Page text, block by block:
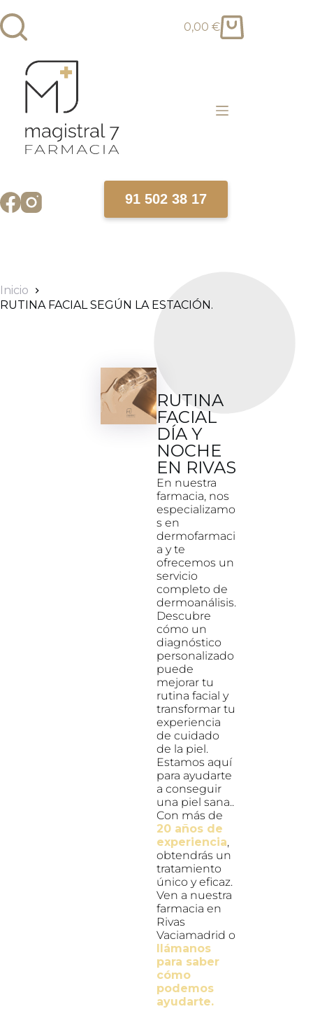
0,00€
91 502 38 17
Inicio
RUTINA FACIAL SEGÚN LA ESTACIÓN.
RUTINA
FACIAL
DÍA Y
NOCHE
EN RIVAS
En nuestra
farmacia, nos
especializamo
s en
dermofarmaci
a y te
ofrecemos un
servicio
completo de
dermoanálisis.
Descubre
cómo un
diagnóstico
personalizado
puede
mejorar tu
rutina facial y
transformar tu
experiencia
de cuidado
de la piel.
Estamos aquí
para ayudarte
a conseguir
una piel sana..
Con más de
20 años de
experiencia,
obtendrás un
tratamiento
único y eficaz.
Ven a nuestra
farmacia en
Rivas
Vaciamadrid o
llámanos
para saber
cómo
podemos
ayudarte.